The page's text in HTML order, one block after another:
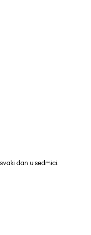
dan u sedmici.